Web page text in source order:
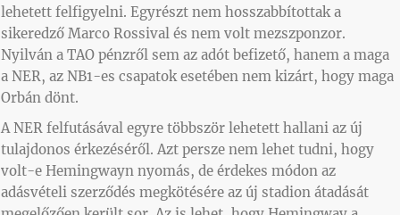
lehetett felfigyelni. Egyrészt nem hosszabbítottak a
sikeredző Marco Rossival és nem volt mezszponzor.
Nyilván a TAO pénzről sem az adót befizető, hanem a maga
a NER, az NB1-es csapatok esetében nem kizárt, hogy maga
Orbán dönt.
A NER felfutásával egyre többször lehetett hallani az új
tulajdonos érkezéséről. Azt persze nem lehet tudni, hogy
volt-e Hemingwayn nyomás, de érdekes módon az
adásvételi szerződés megkötésére az új stadion átadását